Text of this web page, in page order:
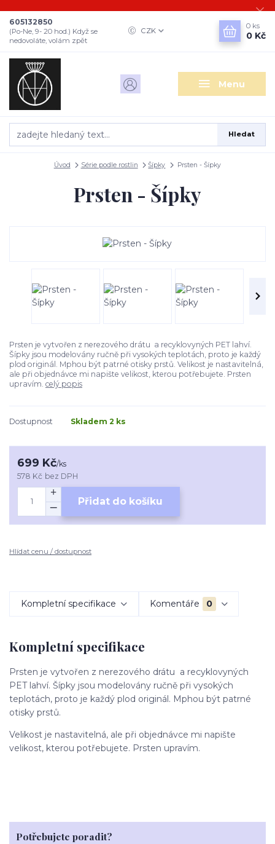
Menu
CZK
Hledat
605132850
(Po-Ne, 9- 20 hod.) Když se
nedovoláte, volám zpět
0 ks
0 Kč
Úvod Série podle rostlin Šípky Prsten - Šípky
Prsten - Šípky
Prsten je vytvořen z nerezového drátu a recyklovyných PET lahví.
Šípky jsou modelovány ručně při vysokých teplotách, proto je každý
plod originál. Mphou být patrné otisky prstů. Velikost je nastavitelná,
ale při objednávce mi napište velikost, kterou potřebujete. Prsten
upravím. celý popis
Dostupnost Skladem 2 ks
699 Kč/ks
578 Kč bez DPH
Přidat do košíku
Hlídat cenu / dostupnost
Kompletní specifikace Komentáře 0
Kompletní specifikace
Prsten je vytvořen z nerezového drátu a recyklovyných
PET lahví. Šípky jsou modelovány ručně při vysokých
teplotách, proto je každý plod originál. Mphou být patrné
otisky prstů.
Velikost je nastavitelná, ale při objednávce mi napište
velikost, kterou potřebujete. Prsten upravím.
Potřebujete poradit?